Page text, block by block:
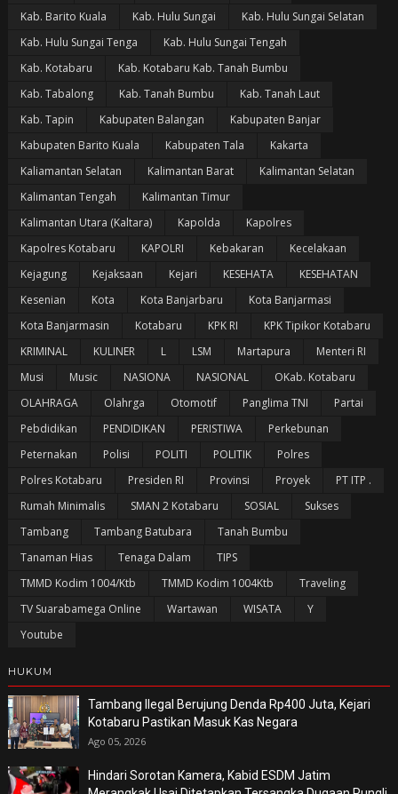
Kab. Barito Kuala
Kab. Hulu Sungai
Kab. Hulu Sungai Selatan
Kab. Hulu Sungai Tenga
Kab. Hulu Sungai Tengah
Kab. Kotabaru
Kab. Kotabaru Kab. Tanah Bumbu
Kab. Tabalong
Kab. Tanah Bumbu
Kab. Tanah Laut
Kab. Tapin
Kabupaten Balangan
Kabupaten Banjar
Kabupaten Barito Kuala
Kabupaten Tala
Kakarta
Kaliamantan Selatan
Kalimantan Barat
Kalimantan Selatan
Kalimantan Tengah
Kalimantan Timur
Kalimantan Utara (Kaltara)
Kapolda
Kapolres
Kapolres Kotabaru
KAPOLRI Kebakaran
Kecelakaan
Kejagung
Kejaksaan Kejari KESEHATA
KESEHATAN
Kesenian
Kota Kota Banjarbaru
Kota Banjarmasi
Kota Banjarmasin
Kotabaru KPK RI
KPK Tipikor Kotabaru
KRIMINAL
KULINER L LSM Martapura
Menteri RI
Musi
Music NASIONA NASIONAL
OKab. Kotabaru
OLAHRAGA
Olahrga Otomotif Panglima TNI
Partai
Pebdidikan
PENDIDIKAN PERISTIWA
Perkebunan
Peternakan
Polisi POLITI POLITIK
Polres
Polres Kotabaru
Presiden RI Provinsi Proyek
PT ITP .
Rumah Minimalis
SMAN 2 Kotabaru SOSIAL
Sukses
Tambang
Tambang Batubara
Tanah Bumbu
Tanaman Hias
Tenaga Dalam
TIPS
TMMD Kodim 1004/Ktb
TMMD Kodim 1004Ktb
Traveling
TV Suarabamega Online
Wartawan WISATA
Y
Youtube
HUKUM
Tambang Ilegal Berujung Denda Rp400 Juta, Kejari
Kotabaru Pastikan Masuk Kas Negara
Ago 05, 2026
Hindari Sorotan Kamera, Kabid ESDM Jatim